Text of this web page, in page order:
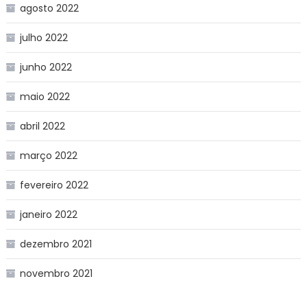
agosto 2022
julho 2022
junho 2022
maio 2022
abril 2022
março 2022
fevereiro 2022
janeiro 2022
dezembro 2021
novembro 2021